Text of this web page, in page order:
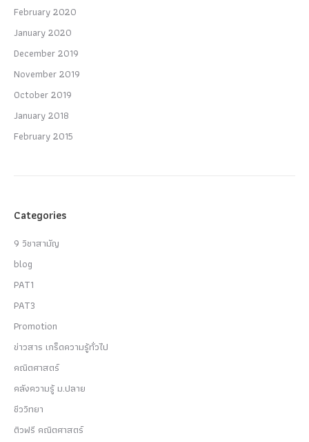
February 2020
January 2020
December 2019
November 2019
October 2019
January 2018
February 2015
Categories
9 วิชาสามัญ
blog
PAT1
PAT3
Promotion
ข่าวสาร เกร็ดความรู้ทั่วไป
คณิตศาสตร์
คลังความรู้ ม.ปลาย
ชีววิทยา
ติวฟรี คณิตศาสตร์